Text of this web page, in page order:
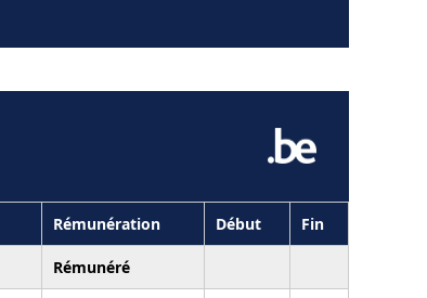
Rémunération Début Fin
Rémunéré